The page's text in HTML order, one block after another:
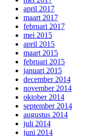
april 2017
maart 2017
februari 2017
mei 2015
april 2015
maart 2015
februari 2015
januari 2015
december 2014
november 2014
oktober 2014
september 2014
augustus 2014
juli 2014
juni 2014